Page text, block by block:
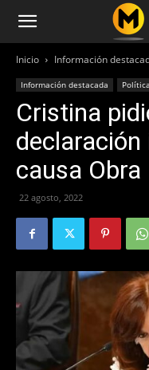
Inicio Información
Información destacada Política
Cristina
causa Obra
22 agosto, 2022